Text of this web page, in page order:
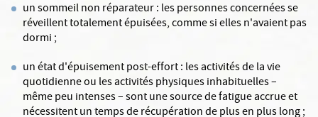
un sommeil non réparateur : les personnes concernées se
réveillent totalement épuisées, comme si elles n'avaient pas
dormi ;
un état d'épuisement post-effort : les activités de la vie
quotidienne ou les activités physiques inhabituelles –
même peu intenses – sont une source de fatigue accrue et
nécessitent un temps de récupération de plus en plus long ;